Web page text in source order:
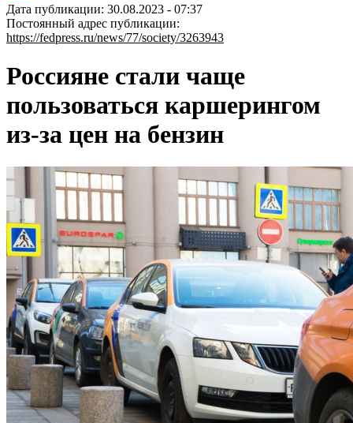
Дата публикации: 30.08.2023 - 07:37
Постоянный адрес публикации:
https://fedpress.ru/news/77/society/3263943
Россияне стали чаще
пользоваться каршерингом
из-за цен на бензин